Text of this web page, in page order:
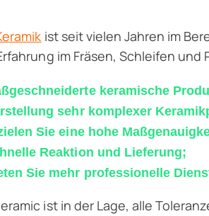
ist seit vielen Jahren im
im Fräsen, Schleifen und
keramische
sehr komplexer
Sie eine hohe
Reaktion und Lieferung;
Sie mehr professionelle
ist in der Lage, alle